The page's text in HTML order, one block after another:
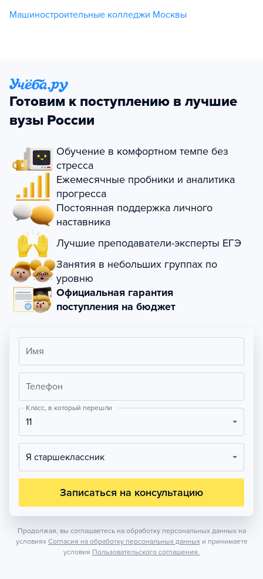
Машиностроительные колледжи Москвы
Готовим к поступлению в лучшие
вузы России
Обучение в комфортном темпе без
стресса
Ежемесячные пробники и аналитика
прогресса
Постоянная поддержка личного
наставника
Лучшие преподаватели-эксперты ЕГЭ
Занятия в небольших группах по
уровню
Официальная гарантия
поступления на бюджет
Имя
Телефон
Класс, в который перешли
11
Я старшеклассник
Записаться на консультацию
Продолжая, вы соглашаетесь на обработку персональных данных на
условиях Согласия на обработку персональных данных и принимаете
условия Пользовательского соглашения.